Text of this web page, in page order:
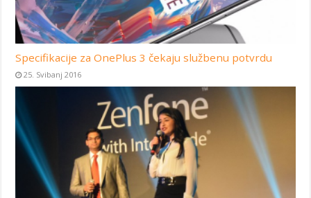
Specifikacije za OnePlus 3 čekaju službenu potvrdu
25. Svibanj 2016